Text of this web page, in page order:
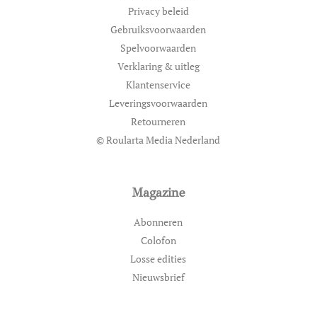
Privacy beleid
Gebruiksvoorwaarden
Spelvoorwaarden
Verklaring & uitleg
Klantenservice
Leveringsvoorwaarden
Retourneren
© Roularta Media Nederland
Magazine
Abonneren
Colofon
Losse edities
Nieuwsbrief